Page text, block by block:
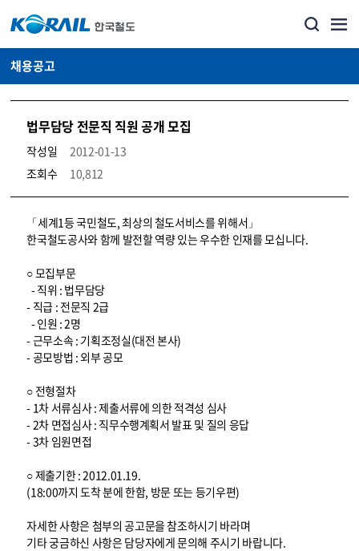
채용공고
법무담당 전문직 직원 공개 모집
작성일
2012-01-13
조회수
10,812
코레일소개_경영공시_채용공고 상세보기 – 내용, 파일, 담당자 연락처로 구성
「세계1등 국민철도, 최상의 철도서비스를 위해서」
한국철도공사와 함께 발전할 역량 있는 우수한 인재를 모십니다.
○ 모집부문
- 직위 : 법무담당
- 직급 : 전문직 2급
- 인원 : 2명
- 근무소속 : 기획조정실(대전 본사)
- 공모방법 : 외부 공모
○ 전형절차
- 1차 서류심사 : 제출서류에 의한 적격성 심사
- 2차 면접심사 : 직무수행계획서 발표 및 질의 응답
- 3차 임원면접
○ 제출기한 : 2012.01.19.
(18:00까지 도착 분에 한함, 방문 또는 등기우편)
자세한 사항은 첨부의 공고문을 참조하시기 바라며
기타 궁금하신 사항은 담당자에게 문의해 주시기 바랍니다.